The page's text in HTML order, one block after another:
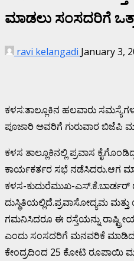
ಮಾಡಲು ಸಂಸದರಿಗೆ
ravi kelangadi January 3,
ಕಳಸ:ತಾಲ್ಲೂಕಿನ ಹಲವಾರು
ಪೂಜಾರಿ ಅವರಿಗೆ ಗುರುವಾರ ಬಿಜೆಪಿ
ಕಳಸ ತಾಲ್ಲೂಕಿನಲ್ಲಿ ಪ್ರವಾಸ
ಕಾರ್ಯಕರ್ತರ ಸಭೆ ನಡೆಸಿದರು.ಆಗ
ಕಳಸ-ಕುದುರೆಮುಖ-ಎಸ್.ಕೆ.ಬಾರ್ಡರ್
ದುಸ್ಥಿತಿಯಲ್ಲಿದೆ.ಪ್ರವಾಸೋದ್ಯಮ
ಗಮನಿಸಿದರೂ ಈ ರಸ್ತೆಯನ್ನು
ಎಂದು ಸಂಸದರಿಗೆ ಮನವರಿಕೆ
ಕೇಂದ್ರದಿಂದ 25 ಕೋಟಿ ರೂಪಾಯಿ